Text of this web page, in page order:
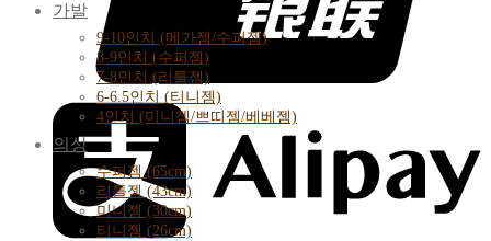
가발
9-10인치 (메가젬/수퍼젬)
8-9인치 (수퍼젬)
7-8인치 (리틀젬)
6-6.5인치 (티니젬)
4인치 (미니젬/쁘띠젬/베베젬)
의상
수퍼젬 (65cm)
리틀젬 (43cm)
미니젬 (30cm)
티니젬 (26cm)